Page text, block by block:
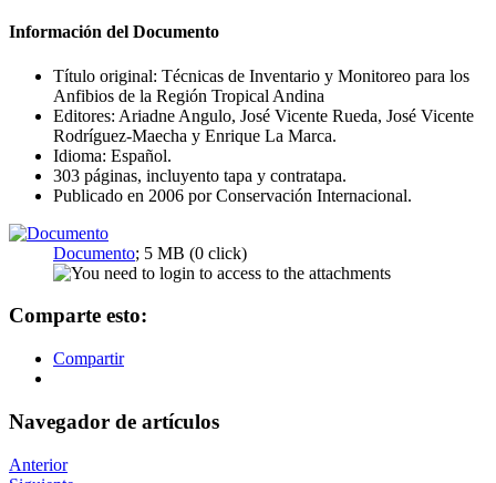
Información del Documento
Título original: Técnicas de Inventario y Monitoreo para los
Anfibios de la Región Tropical Andina
Editores: Ariadne Angulo, José Vicente Rueda, José Vicente
Rodríguez-Maecha y Enrique La Marca.
Idioma: Español.
303 páginas, incluyento tapa y contratapa.
Publicado en 2006 por Conservación Internacional.
Documento; 5 MB (0 click)
Comparte esto:
Compartir
Navegador de artículos
Anterior